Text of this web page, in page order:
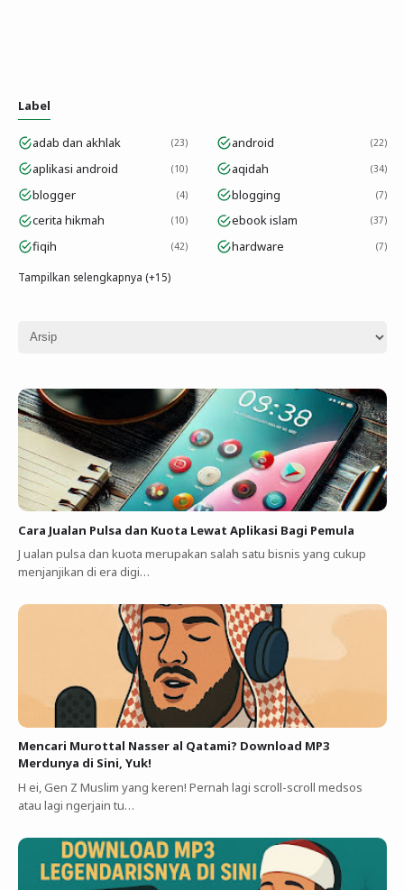
Label
adab dan akhlak 23 android 22
aplikasi android 10 aqidah 34
blogger 4 blogging 7
cerita hikmah 10 ebook islam 37
fiqih 42 hardware 7
Tampilkan selengkapnya (+15)
Cara Jualan Pulsa dan Kuota Lewat Aplikasi Bagi Pemula
J ualan pulsa dan kuota merupakan salah satu bisnis yang cukup
menjanjikan di era digi…
Mencari Murottal Nasser al Qatami? Download MP3
Merdunya di Sini, Yuk!
H ei, Gen Z Muslim yang keren! Pernah lagi scroll-scroll medsos
atau lagi ngerjain tu…